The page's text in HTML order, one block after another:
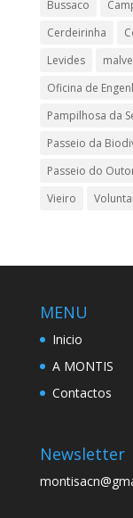
Bussaco
Cerdeirinha
Levides
Oficina de
Pampilhosa da
Passeio da
Passeio do
Vieiro
MENU
Inicio
A MONTIS
Contactos
Newsletter